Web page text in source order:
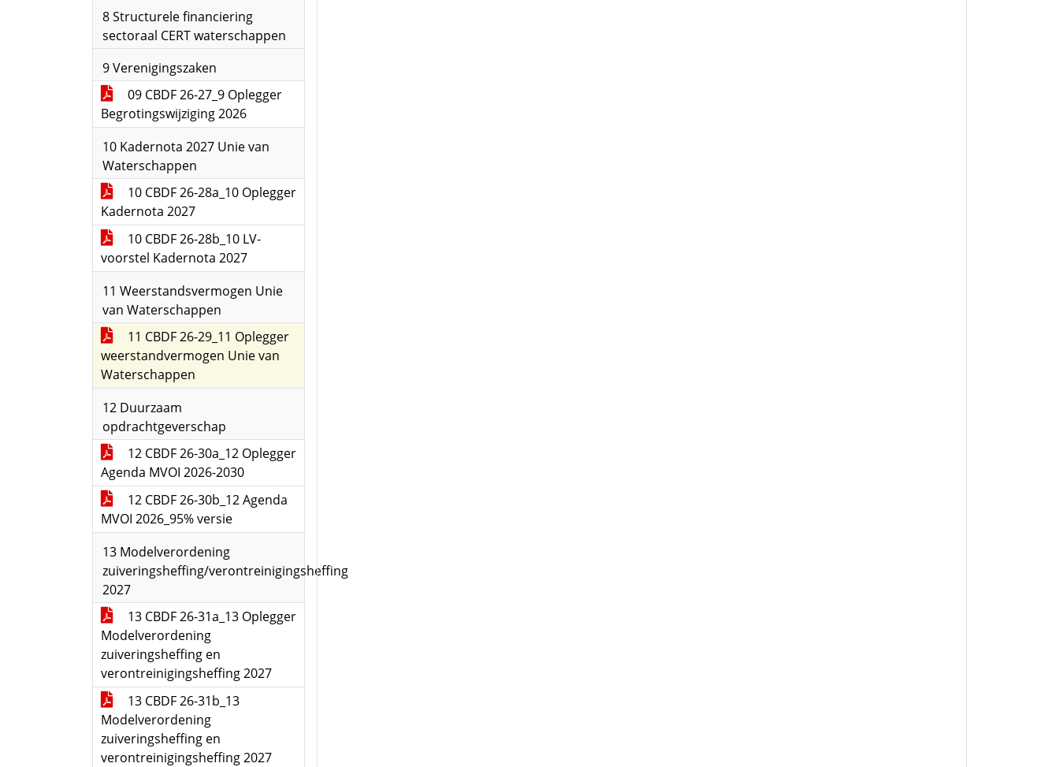
8 Structurele financiering
sectoraal CERT waterschappen
9 Verenigingszaken
09 CBDF 26-27_9 Oplegger
Begrotingswijziging 2026
10 Kadernota 2027 Unie van
Waterschappen
10 CBDF 26-28a_10 Oplegger
Kadernota 2027
10 CBDF 26-28b_10 LV-
voorstel Kadernota 2027
11 Weerstandsvermogen Unie
van Waterschappen
11 CBDF 26-29_11 Oplegger
weerstandvermogen Unie van
Waterschappen
12 Duurzaam
opdrachtgeverschap
12 CBDF 26-30a_12 Oplegger
Agenda MVOI 2026-2030
12 CBDF 26-30b_12 Agenda
MVOI 2026_95% versie
13 Modelverordening
zuiveringsheffing/verontreinigingsheffing
2027
13 CBDF 26-31a_13 Oplegger
Modelverordening
zuiveringsheffing en
verontreinigingsheffing 2027
13 CBDF 26-31b_13
Modelverordening
zuiveringsheffing en
verontreinigingsheffing 2027